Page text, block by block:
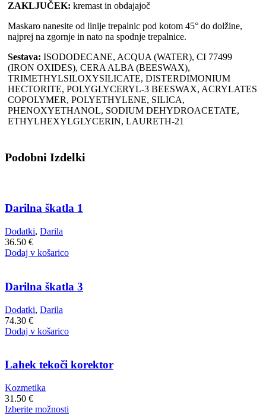
ZAKLJUČEK: kremast in obdajajoč
Maskaro nanesite od linije trepalnic pod kotom 45° do dolžine,
najprej na zgornje in nato na spodnje trepalnice.
Sestava: ISODODECANE, ACQUA (WATER), CI 77499
(IRON OXIDES), CERA ALBA (BEESWAX),
TRIMETHYLSILOXYSILICATE, DISTERDIMONIUM
HECTORITE, POLYGLYCERYL-3 BEESWAX, ACRYLATES
COPOLYMER, POLYETHYLENE, SILICA,
PHENOXYETHANOL, SODIUM DEHYDROACETATE,
ETHYLHEXYLGLYCERIN, LAURETH-21
Podobni Izdelki
Darilna škatla 1
Dodatki, Darila
36.50 €
Dodaj v košarico
Darilna škatla 3
Dodatki, Darila
74.30 €
Dodaj v košarico
Lahek tekoči korektor
Kozmetika
31.50 €
Izberite možnosti